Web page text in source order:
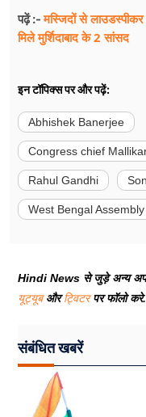
पढ़ें :-मस्जिदों से
मिले मुर्शिदाबाद के 2 सांसद
इन टॉपिक्स पर और पढ़ें:
Abhishek Banerjee
Congress chief
Rahul Gandhi
West Bengal
Hindi News से जुड़े अन्य
यूट्यूबऔरट्विटरपर फॉलो
संबंधित खबरें